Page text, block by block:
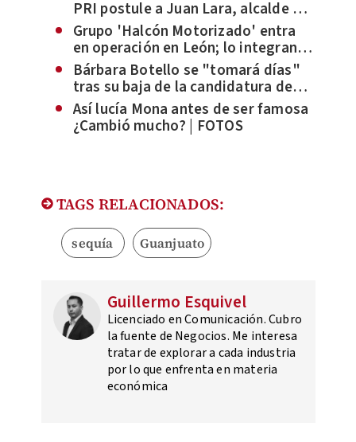
PRI postule a Juan Lara, alcalde de
Villagrán como candidato con
simulaciones
Grupo 'Halcón Motorizado' entra
en operación en León; lo integran
36 elementos de seguridad
Bárbara Botello se "tomará días"
tras su baja de la candidatura de
León por Morena
Así lucía Mona antes de ser famosa
¿Cambió mucho? | FOTOS
TAGS RELACIONADOS:
sequía Guanjuato
Guillermo Esquivel
Licenciado en Comunicación. Cubro
la fuente de Negocios. Me interesa
tratar de explorar a cada industria
por lo que enfrenta en materia
económica